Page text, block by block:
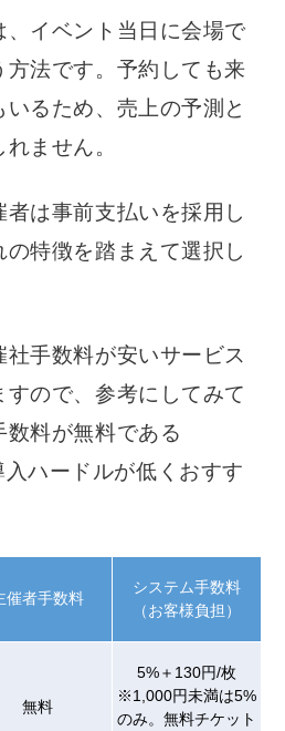
イベント当日に会場で
法です。予約しても来
るため、売上の予測と
ません。
は事前支払いを採用し
特徴を踏まえて選択し
社手数料が安いサービス
すので、参考にしてみて
数料が無料である
入ハードルが低くおすす
催者手数料
システム手数料
（お客様負担）
無料
5%＋130円/枚
※1,000円未満は5%
のみ。無料チケット